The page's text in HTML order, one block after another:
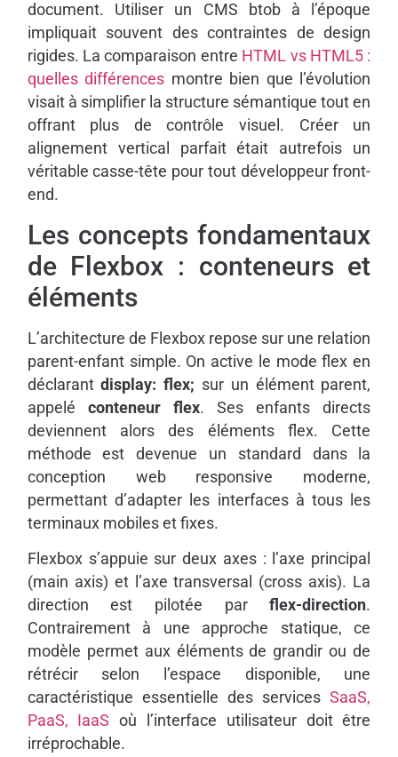
document. Utiliser un CMS btob à l’époque
impliquait souvent des contraintes de design
rigides. La comparaison entre HTML vs HTML5 :
quelles différences montre bien que l’évolution
visait à simplifier la structure sémantique tout en
offrant plus de contrôle visuel. Créer un
alignement vertical parfait était autrefois un
véritable casse-tête pour tout développeur front-
end.
Les concepts fondamentaux
de Flexbox : conteneurs et
éléments
L’architecture de Flexbox repose sur une relation
parent-enfant simple. On active le mode flex en
déclarantdisplay: flex; sur un élément parent,
appelé conteneur flex. Ses enfants directs
deviennent alors des éléments flex. Cette
méthode est devenue un standard dans la
conception web responsive moderne,
permettant d’adapter les interfaces à tous les
terminaux mobiles et fixes.
Flexbox s’appuie sur deux axes : l’axe principal
(main axis) et l’axe transversal (cross axis). La
direction est pilotée parflex-direction.
Contrairement à une approche statique, ce
modèle permet aux éléments de grandir ou de
rétrécir selon l’espace disponible, une
caractéristique essentielle des servicesSaaS,
PaaS, IaaS où l’interface utilisateur doit être
irréprochable.